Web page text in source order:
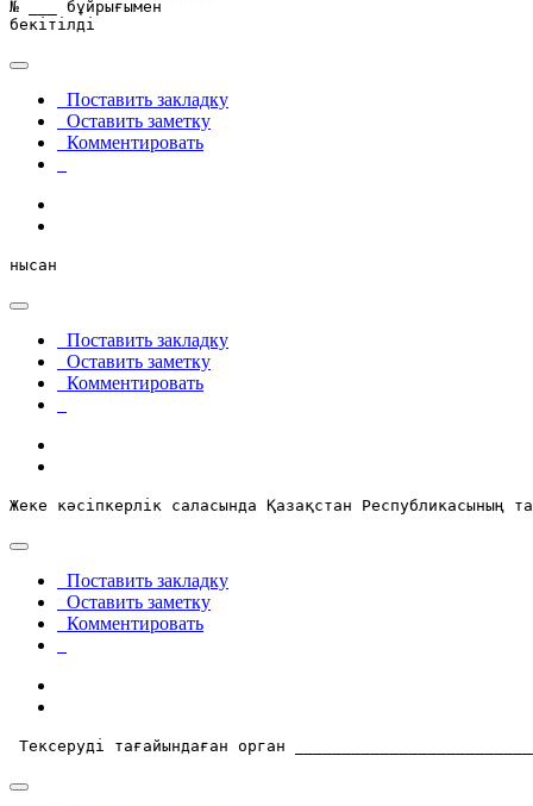
№ ___ бұйрығымен
бекітілді
Поставить закладку
Оставить заметку
Комментировать
нысан
Поставить закладку
Оставить заметку
Комментировать
Жеке кәсiпкерлiк саласында Қазақстан Республикасының
Поставить закладку
Оставить заметку
Комментировать
Тексерудi тағайындаған орган